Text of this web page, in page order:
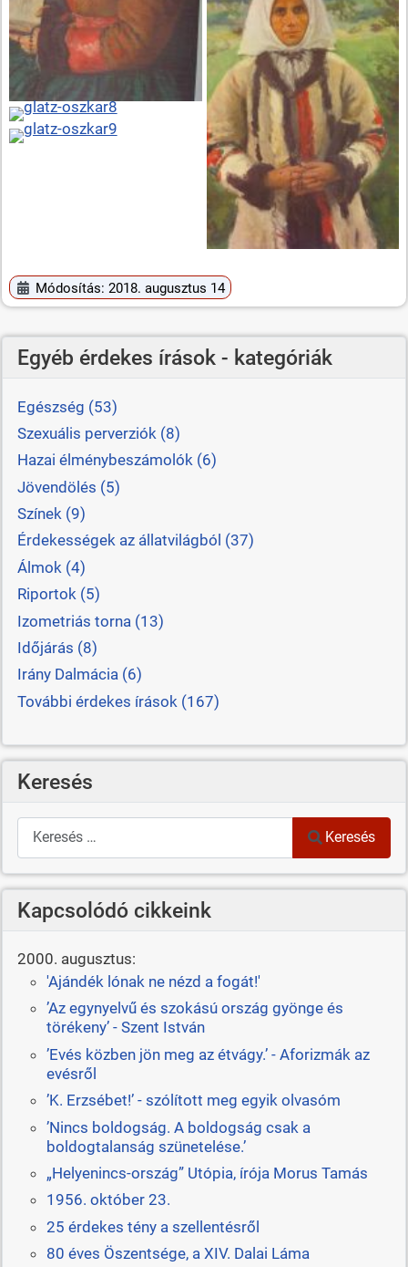
Módosítás: 2018. augusztus 14
Egyéb érdekes írások - kategóriák
Egészség (53)
Szexuális perverziók (8)
Hazai élménybeszámolók (6)
Jövendölés (5)
Színek (9)
Érdekességek az állatvilágból (37)
Álmok (4)
Riportok (5)
Izometriás torna (13)
Időjárás (8)
Irány Dalmácia (6)
További érdekes írások (167)
Keresés
Keresés
Keresés
Kapcsolódó cikkeink
2000. augusztus:
'Ajándék lónak ne nézd a fogát!'
’Az egynyelvű és szokású ország gyönge és
törékeny’ - Szent István
’Evés közben jön meg az étvágy.’ - Aforizmák az
evésről
’K. Erzsébet!’ - szólított meg egyik olvasóm
’Nincs boldogság. A boldogság csak a
boldogtalanság szünetelése.’
„Helyenincs-ország” Utópia, írója Morus Tamás
1956. október 23.
25 érdekes tény a szellentésről
80 éves Öszentsége, a XIV. Dalai Láma